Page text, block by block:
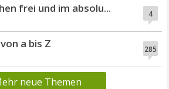
4
frei und im absolu...
285
a bis Z
neue Themen